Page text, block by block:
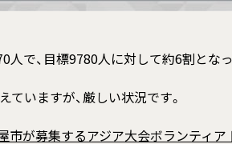
で、目標9780人に対して約6割となっ
いますが、厳しい状況です。
市が募集するアジア大会ボランティ